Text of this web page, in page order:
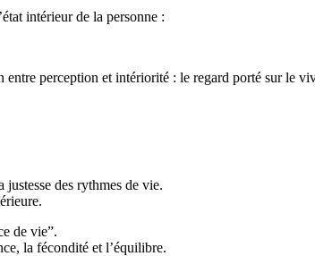
intérieur de la personne :
perception et intériorité : le regard porté sur le
des rythmes de vie.
de vie”.
la fécondité et l’équilibre.